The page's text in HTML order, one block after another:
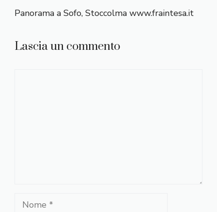
Panorama a Sofo, Stoccolma www.fraintesa.it
Lascia un commento
Nome